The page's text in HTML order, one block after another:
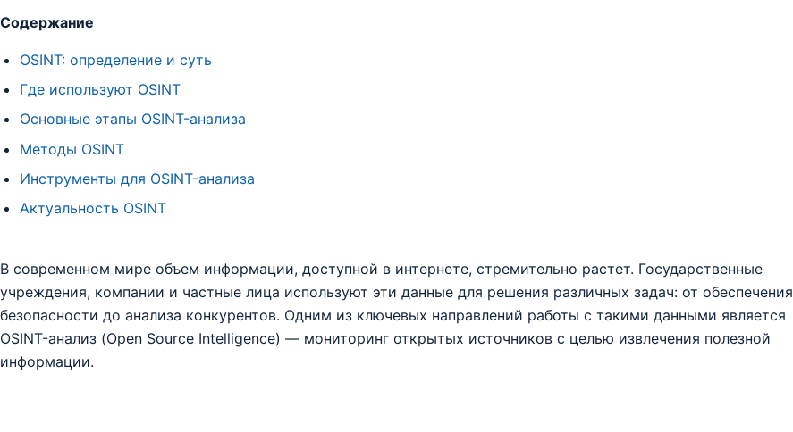
Содержание
OSINT: определение и суть
Где используют OSINT
Основные этапы OSINT-анализа
Методы OSINT
Инструменты для OSINT-анализа
Актуальность OSINT
В современном мире объем информации, доступной в интернете, стремительно растет. Государственные
учреждения, компании и частные лица используют эти данные для решения различных задач: от обеспечения
безопасности до анализа конкурентов. Одним из ключевых направлений работы с такими данными является
OSINT-анализ (Open Source Intelligence) — мониторинг открытых источников с целью извлечения полезной
информации.